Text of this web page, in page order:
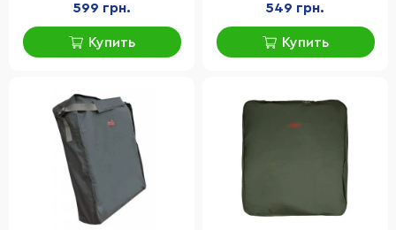
599 грн.
Купить
549 грн.
Купить